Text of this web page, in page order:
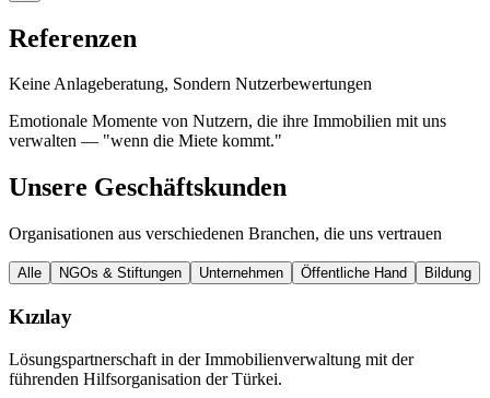
Referenzen
Keine Anlageberatung, Sondern Nutzerbewertungen
Emotionale Momente von Nutzern, die ihre Immobilien mit uns
verwalten — "wenn die Miete kommt."
Unsere Geschäftskunden
Organisationen aus verschiedenen Branchen, die uns vertrauen
Alle NGOs & Stiftungen Unternehmen Öffentliche Hand Bildung
Kızılay
Lösungspartnerschaft in der Immobilienverwaltung mit der
führenden Hilfsorganisation der Türkei.